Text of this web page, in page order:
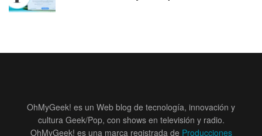
OhMyGeek! es un Web blog de tecnología, innovación y
cultura Geek/Pop, con shows en televisión y radio.
OhMyGeek! es una marca registrada de Producciones